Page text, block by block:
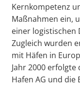
Kernkompetenz
Maßnahmen ein,
einer logistischen
Zugleich wurden
mit Häfen in
Jahr 2000
Hafen AG und die